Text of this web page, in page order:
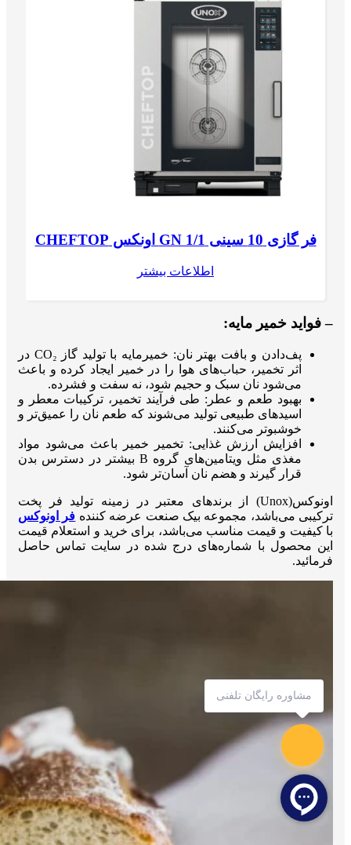
فر گازی 10 سینی GN 1/1 اونکس CHEFTOP
اطلاعات بیشتر
– فواید خمیر مایه:
پف‌دادن و بافت بهتر نان: خمیرمایه با تولید گاز CO₂ در
اثر تخمیر، حباب‌های هوا را در خمیر ایجاد کرده و باعث
می‌شود نان سبک و حجیم شود، نه سفت و فشرده.
بهبود طعم و عطر: طی فرآیند تخمیر، ترکیبات معطر و
اسیدهای طبیعی تولید می‌شوند که طعم نان را عمیق‌تر و
خوشبوتر می‌کنند.
افزایش ارزش غذایی: تخمیر خمیر باعث می‌شود مواد
مغذی مثل ویتامین‌های گروه B بیشتر در دسترس بدن
قرار گیرند و هضم نان آسان‌تر شود.
اونوکس(Unox) از برندهای معتبر در زمینه تولید فر پخت
ترکیبی می‌باشد، مجموعه بیک صنعت عرضه کننده فر اونوکس
با کیفیت و قیمت مناسب می‌باشد، برای خرید و استعلام قیمت
این محصول با شماره‌های درج شده در سایت تماس حاصل
فرمائید.
مشاوره رایگان تلفنی